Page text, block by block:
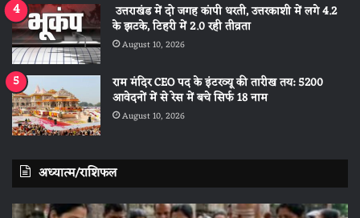
उत्तराखंड में दो जगह कांपी धरती, उत्तरकाशी में लगे 4.2
के झटके, टिहरी में 2.0 रही तीव्रता
August 10, 2026
राम मंदिर CEO पद के इंटरव्यू की तारीख तय: 5200
आवेदनों में से रेस में बचे सिर्फ 18 नाम
August 10, 2026
अध्यात्म/राशिफल